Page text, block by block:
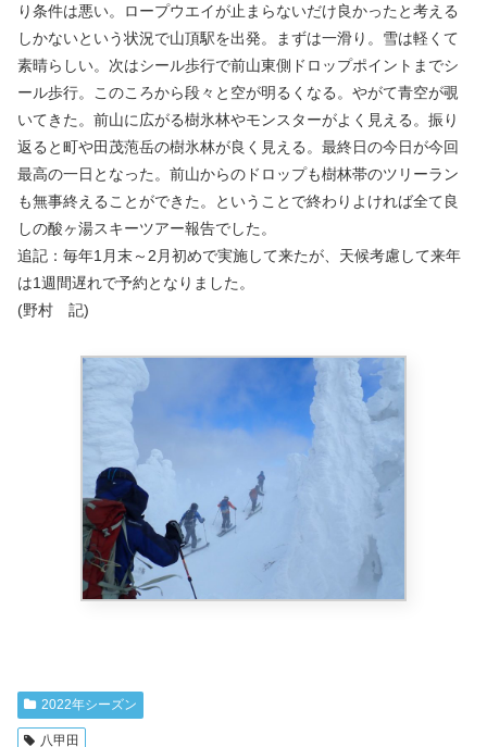
り条件は悪い。ロープウエイが止まらないだけ良かったと考える
しかないという状況で山頂駅を出発。まずは一滑り。雪は軽くて
素晴らしい。次はシール歩行で前山東側ドロップポイントまでシ
ール歩行。このころから段々と空が明るくなる。やがて青空が覗
いてきた。前山に広がる樹氷林やモンスターがよく見える。振り
返ると町や田茂萢岳の樹氷林が良く見える。最終日の今日が今回
最高の一日となった。前山からのドロップも樹林帯のツリーラン
も無事終えることができた。ということで終わりよければ全て良
しの酸ヶ湯スキーツアー報告でした。
追記：毎年1月末～2月初めで実施して来たが、天候考慮して来年
は1週間遅れで予約となりました。
(野村 記)
2022年シーズン
八甲田